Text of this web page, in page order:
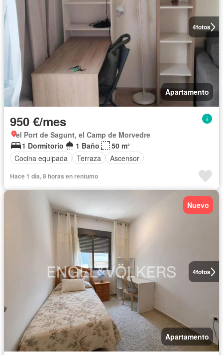
4fotos
Apartamento
950 €/mes
el Port de Sagunt, el Camp de Morvedre
1 Dormitorio
1 Baño
50 m²
Cocina equipada
Terraza Ascensor
Hace 1 día, 8 horas en rentumo
4fotos
Nuevo
Apartamento